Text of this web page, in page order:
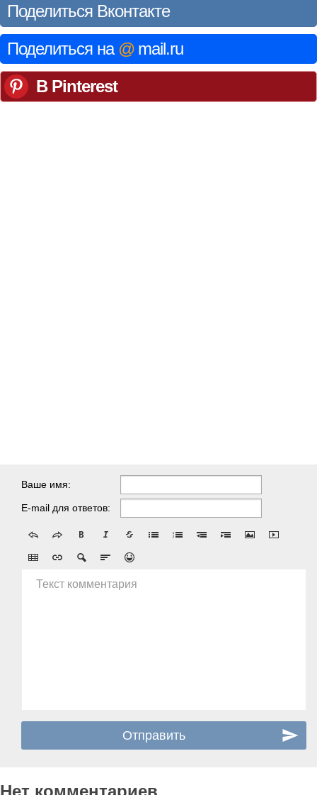
Поделиться Вконтакте
Поделиться на @ mail.ru
В Pinterest
Ваше имя:
E-mail для ответов:
Текст комментария
Нет комментариев